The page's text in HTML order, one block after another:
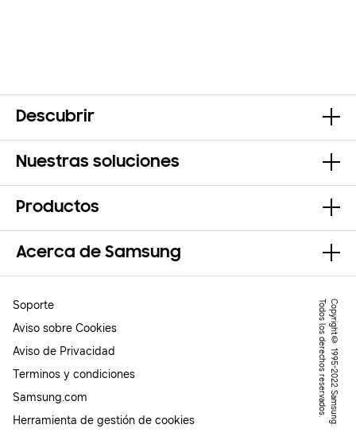
Descubrir
Nuestras soluciones
Productos
Acerca de Samsung
C
o
p
y
r
ig
h
t
©
1
9
9
5
-
2
0
2
2
S
a
m
s
u
n
g
.
T
o
d
o
s
l
o
s
d
e
r
e
c
h
o
s
r
e
s
e
r
v
a
d
o
s
.
Soporte
Aviso sobre Cookies
Aviso de Privacidad
Terminos y condiciones
Samsung.com
Herramienta de gestión de cookies